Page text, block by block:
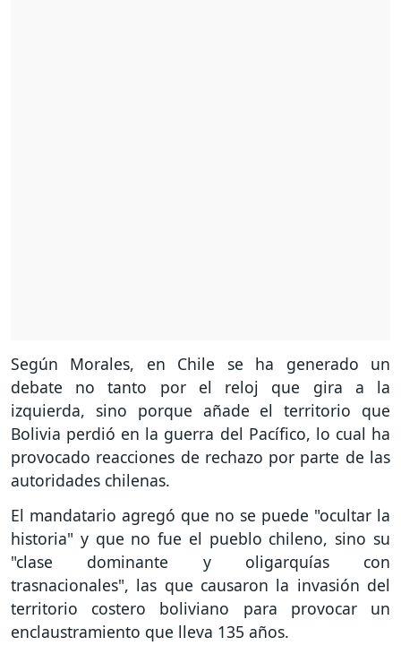
Según Morales, en Chile se ha generado un
debate no tanto por el reloj que gira a la
izquierda, sino porque añade el territorio que
Bolivia perdió en la guerra del Pacífico, lo cual ha
provocado reacciones de rechazo por parte de las
autoridades chilenas.
El mandatario agregó que no se puede "ocultar la
historia" y que no fue el pueblo chileno, sino su
"clase dominante y oligarquías con
trasnacionales", las que causaron la invasión del
territorio costero boliviano para provocar un
enclaustramiento que lleva 135 años.